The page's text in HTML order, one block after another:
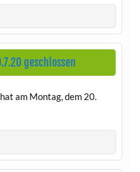
geschlossen
am Montag, dem 20.